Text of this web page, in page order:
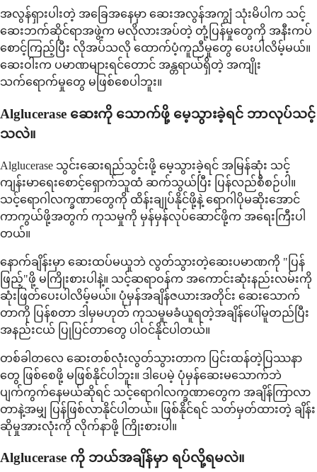
အလွန်ရှားပါးတဲ့ အခြေအနေမှာ ဆေးအလွန်အကျွံ သုံးမိပါက သင့်
ဆေးဘက်ဆိုင်ရာအဖွဲ့က မလိုလားအပ်တဲ့ တုံ့ပြန်မှုတွေကို အနီးကပ်
စောင့်ကြည့်ပြီး လိုအပ်သလို ထောက်ပံ့ကူညီမှုတွေ ပေးပါလိမ့်မယ်။
ဆေးဝါးက ပမာဏများရင်တောင် အန္တရာယ်ရှိတဲ့ အကျိုး
သက်ရောက်မှုတွေ မဖြစ်စေပါဘူး။
Alglucerase ဆေးကို သောက်ဖို့ မေ့သွားခဲ့ရင် ဘာလုပ်သင့်
သလဲ။
Alglucerase သွင်းဆေးရည်သွင်းဖို့ မေ့သွားခဲ့ရင် အမြန်ဆုံး သင့်
ကျန်းမာရေးစောင့်ရှောက်သူထံ ဆက်သွယ်ပြီး ပြန်လည်စီစဉ်ပါ။
သင့်ရောဂါလက္ခဏာတွေကို ထိန်းချုပ်နိုင်ဖို့နဲ့ ရောဂါပိုမဆိုးအောင်
ကာကွယ်ဖို့အတွက် ကုသမှုကို မှန်မှန်လုပ်ဆောင်ဖို့က အရေးကြီးပါ
တယ်။
နောက်ချိန်းမှာ ဆေးထပ်မယူဘဲ လွတ်သွားတဲ့ဆေးပမာဏကို "ပြန်
ဖြည့်"ဖို့ မကြိုးစားပါနဲ့။ သင့်ဆရာဝန်က အကောင်းဆုံးနည်းလမ်းကို
ဆုံးဖြတ်ပေးပါလိမ့်မယ်။ ပုံမှန်အချိန်ဇယားအတိုင်း ဆေးသောက်
တာကို ပြန်စတာ ဒါမှမဟုတ် ကုသမှုမခံယူရတဲ့အချိန်ပေါ်မူတည်ပြီး
အနည်းငယ် ပြုပြင်တာတွေ ပါဝင်နိုင်ပါတယ်။
တစ်ခါတလေ ဆေးတစ်လုံးလွတ်သွားတာက ပြင်းထန်တဲ့ပြဿနာ
တွေ ဖြစ်စေဖို့ မဖြစ်နိုင်ပါဘူး။ ဒါပေမဲ့ ပုံမှန်ဆေးမသောက်ဘဲ
ပျက်ကွက်နေမယ်ဆိုရင် သင့်ရောဂါလက္ခဏာတွေက အချိန်ကြာလာ
တာနဲ့အမျှ ပြန်ဖြစ်လာနိုင်ပါတယ်။ ဖြစ်နိုင်ရင် သတ်မှတ်ထားတဲ့ ချိန်း
ဆိုမှုအားလုံးကို လိုက်နာဖို့ ကြိုးစားပါ။
Alglucerase ကို ဘယ်အချိန်မှာ ရပ်လို့ရမလဲ။